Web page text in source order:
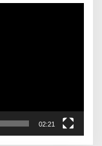
02:21